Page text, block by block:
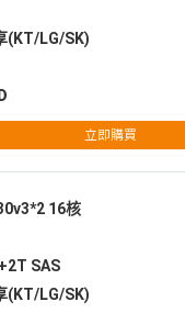
(KT/LG/SK)
立即購買
16核
SAS
(KT/LG/SK)